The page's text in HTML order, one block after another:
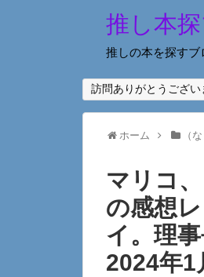
推し本
推しの本を探す
訪問ありがとうござい
ホーム （
マリコ
の感想
イ。理
2024年1